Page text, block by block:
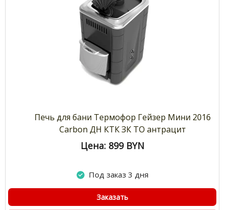
Печь для бани Термофор Гейзер Мини 2016
Carbon ДН КТК ЗК ТО антрацит
Цена: 899 BYN
Под заказ 3 дня
Заказать